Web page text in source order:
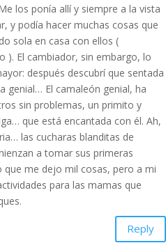
los ponía allí y siempre a la vista
y podía hacer muchas cosas que
sola en casa con ellos (
). El cambiador, sin embargo, lo
después descubrí que sentada
genial… El camaleón genial, ha
sin problemas, un primito y
que está encantada con él. Ah,
las cucharas blanditas de
a tomar sus primeras
que me dejo mil cosas, pero a mi
para las mamas que
Reply